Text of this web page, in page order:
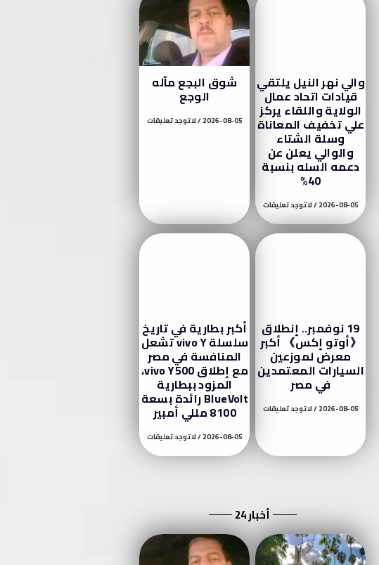
والي نهر النيل يلتقي
قيادات اتحاد عمال
الولاية واللقاء يركز
علي تخفيف المعاناة
وسلة الشتاء
والوالي يعلن عن
دعمه السله بنسبة
40%
2026-08-05 لا توجد تعليقات
شوق البجع مآله
الوجع
2026-08-05 لا توجد تعليقات
19 نوفمبر.. إنطلاق
《أوتو إكس》 أكبر
معرض لموزعين
السيارات المعتمدين
في مصر
2026-08-05 لا توجد تعليقات
أكبر بطارية في تاريخ
سلسلة vivo Y تشعل
المنافسة في مصر
مع إطلاق vivo Y500،
المزود ببطارية
BlueVolt رائدة بسعة
8100 مللي أمبير
2026-08-05 لا توجد تعليقات
أخبار 24